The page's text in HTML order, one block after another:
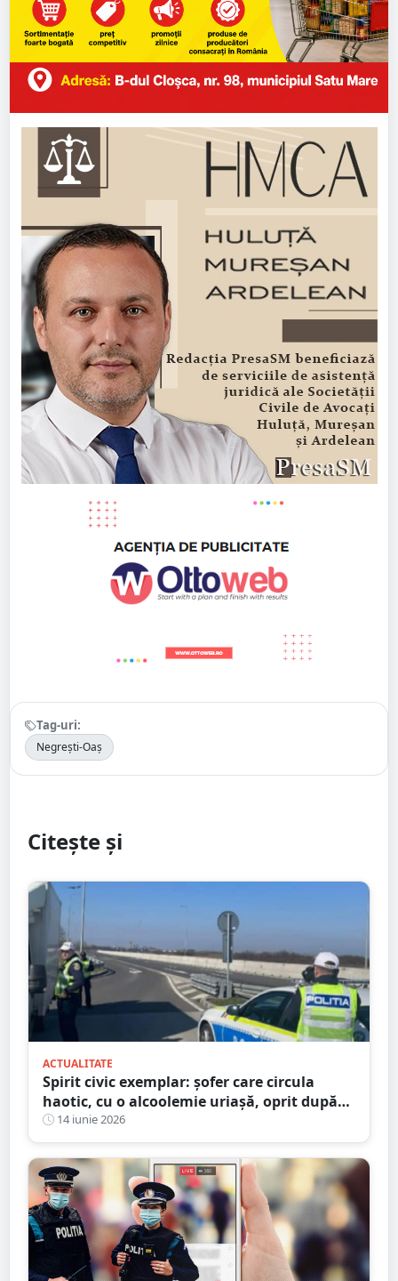
Tag-uri:
Negrești-Oaș
Citește și
ACTUALITATE
Spirit civic exemplar: șofer care circula
haotic, cu o alcoolemie uriașă, oprit după
ce un martor a sunat la 112 și l-a urmărit
până la sosirea poliției
14 iunie 2026